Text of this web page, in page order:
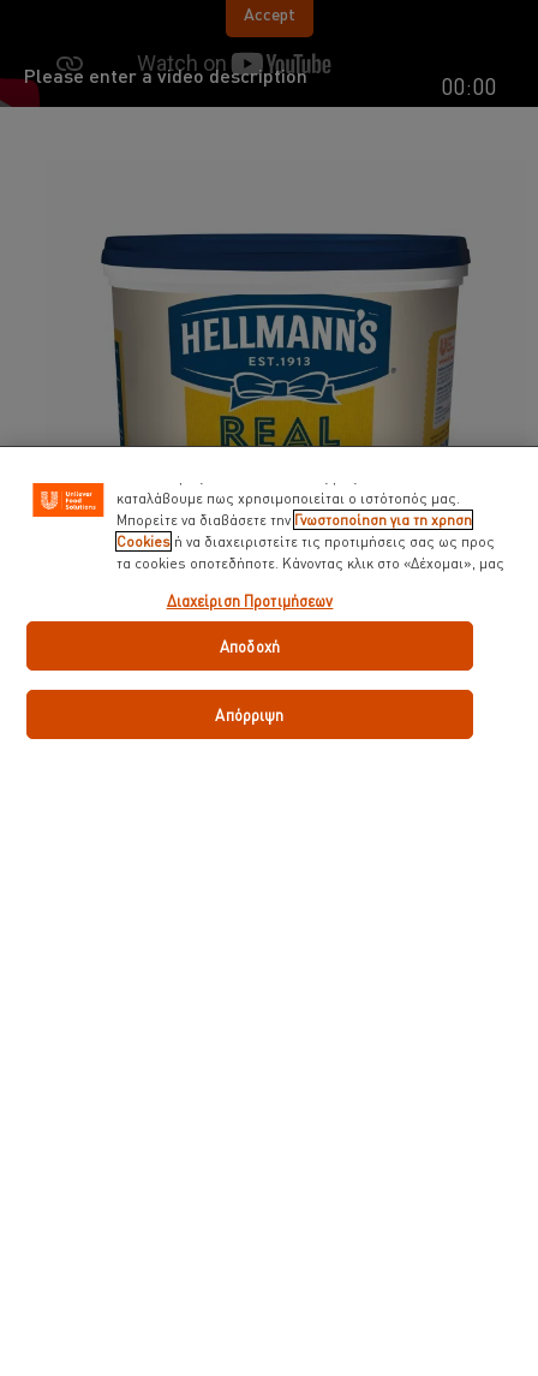
Accept
Please enter a video description 00:00
Χρησιμοποιούμε cookies ( και παρόμοιες τεχνικές)
προκειμένου να βελτιώσουμε την εμπειρία σας στον
ιστότοπό μας. Τα Cookies σας βοηθούν να απολαμβάνετε
κάποιες δυνατότητες ( όπως να αποθηκεύετε επιγραμμικά
το « καλάθι αγορών» σας) την λειτουργία κοινωνικής
δικτύωσης ( για το facebook, Instagram κλπ) και να
διαμορφώνονται τα μηνύματα και να εμφανίζονται οι
καταλάβουμε πως χρησιμοποιείται ο ιστότοπός μας.
Μπορείτε να διαβάσετε την Γνωστοποίηση για τη χρηση
Cookies ή να διαχειριστείτε τις προτιμήσεις σας ως προς
τα cookies οποτεδήποτε. Κάνοντας κλικ στο «Δέχομαι», μας
Διαχείριση Προτιμήσεων
Απόρριψη
Αποδοχή